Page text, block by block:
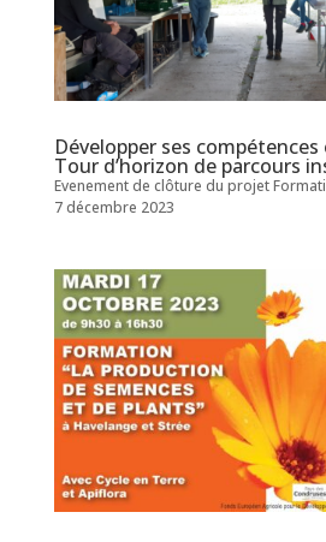
Développer ses
Tour d’horizon de parcours
Evenement de clôture du projet
7 décembre 2023